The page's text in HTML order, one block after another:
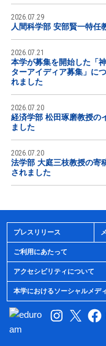
2026.07.29
人間科学部 安部賢一特任
2026.07.21
本学が募集を開始した「
ターアイディア募集」に
れました
2026.07.20
経済学部 松田琢磨教授の
ました
2026.07.20
法学部 大庭三枝教授の寄
されました
プレスリリース
ご利用にあたって
アクセシビリティについて
本学におけるソーシャルメデ